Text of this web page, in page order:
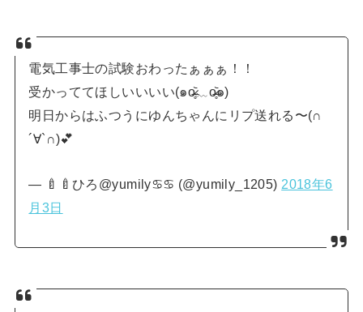
電気工事士の試験おわったぁぁぁ！！
受かっててほしいいいい(๑o̴̶̷̥᷅﹏o̴̶̷̥᷅๑)
明日からはふつうにゆんちゃんにリプ送れる〜(∩
´∀`∩)💕
— 🍼🍼ひろ@yumily♋♋ (@yumily_1205) 2018年6
月3日